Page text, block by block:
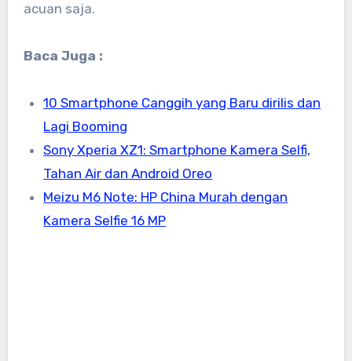
acuan saja.
Baca Juga :
10 Smartphone Canggih yang Baru dirilis dan
Lagi Booming
Sony Xperia XZ1: Smartphone Kamera Selfi,
Tahan Air dan Android Oreo
Meizu M6 Note: HP China Murah dengan
Kamera Selfie 16 MP